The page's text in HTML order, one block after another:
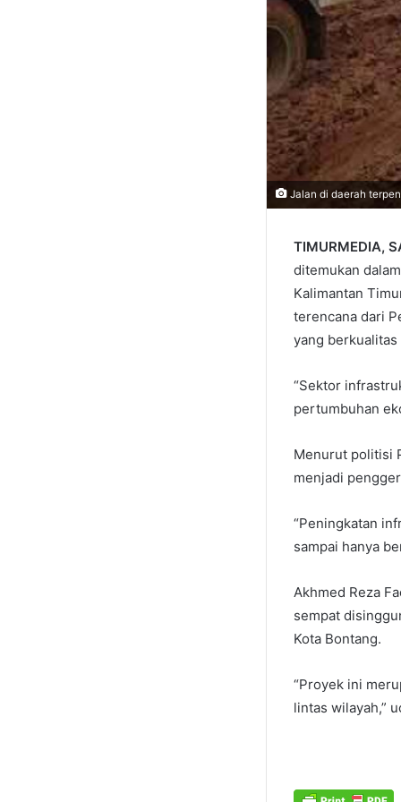
Jalan di daerah
TIMURMEDIA,
ditemukan
Kalimantan
terencana dari
yang berkualitas
“Sektor
pertumbuhan
Menurut politisi
menjadi
“Peningkatan
sampai hanya
Akhmed Reza
sempat
Kota Bontang.
“Proyek ini
lintas wilayah,”